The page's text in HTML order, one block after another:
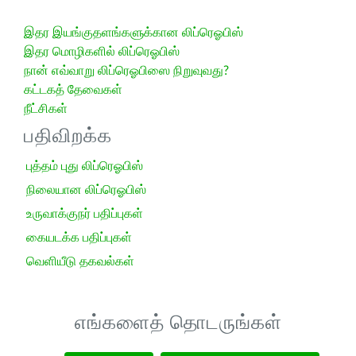
இதர இயங்குதளங்களுக்கான லிப்ரெஓபிஸ்
இதர மொழிகளில் லிப்ரெஓபிஸ்
நான் எவ்வாறு லிப்ரெஓபிஸை நிறுவுவது?
கட்டகத் தேவைகள்
நீட்சிகள்
பதிவிறக்க
புத்தம் புது லிப்ரெஓபிஸ்
நிலையான லிப்ரெஓபிஸ்
உருவாக்குநர் பதிப்புகள்
கையடக்க பதிப்புகள்
வெளியீடு தகவல்கள்
எங்களைத் தொடருங்கள்